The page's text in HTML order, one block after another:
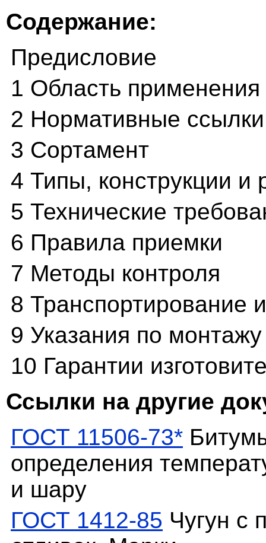
Содержание:
Предисловие
1 Область применения
2 Нормативные ссылки
3 Сортамент
4 Типы, конструкции и
5 Технические
6 Правила приемки
7 Методы контроля
8 Транспортирование
9 Указания по
10 Гарантии
Ссылки на другие
ГОСТ 11506-73*
определения
и шару
ГОСТ 1412-85 Чугун с